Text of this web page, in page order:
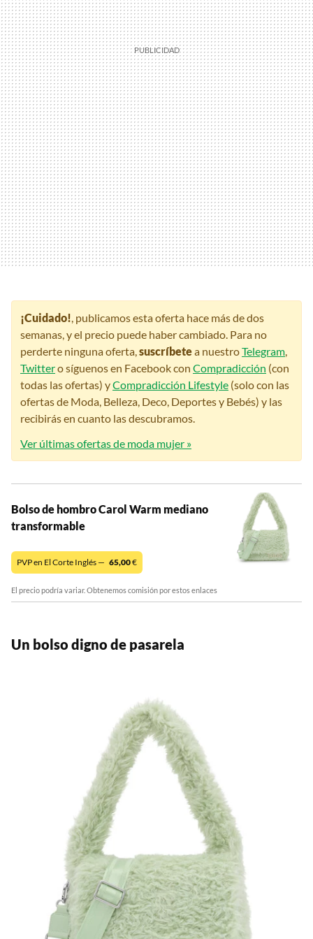
¡Cuidado!, publicamos esta oferta hace más de dos
semanas, y el precio puede haber cambiado. Para no
perderte ninguna oferta,suscríbetea nuestroTelegram,
Twittero síguenos en Facebook con Compradicción (con
todas las ofertas) yCompradicción Lifestyle (solo con las
ofertas de Moda, Belleza, Deco, Deportes y Bebés) y las
recibirás en cuanto las descubramos.
Ver últimas ofertas de moda mujer »
Bolso de hombro Carol Warm mediano
transformable
PVP en El Corte Inglés — 65,00€
El precio podría variar. Obtenemos comisión por estos enlaces
Un bolso digno de pasarela